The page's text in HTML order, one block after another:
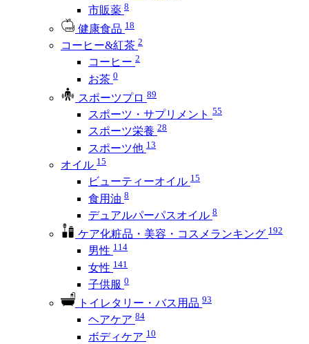
市販薬 8
健康食品 18
コーヒー&紅茶 2
コーヒー 2
お茶 0
スポーツプロ 89
スポーツ・サプリメント 55
スポーツ栄養 28
スポーツ他 13
オイル 15
ビューティーオイル 15
食用油 8
デュアルパーパスオイル 8
ケア化粧品・美容・コスメランキング 192
男性 114
女性 141
子供服 0
トイレタリー・バス用品 93
ヘアケア 84
ボディケア 10